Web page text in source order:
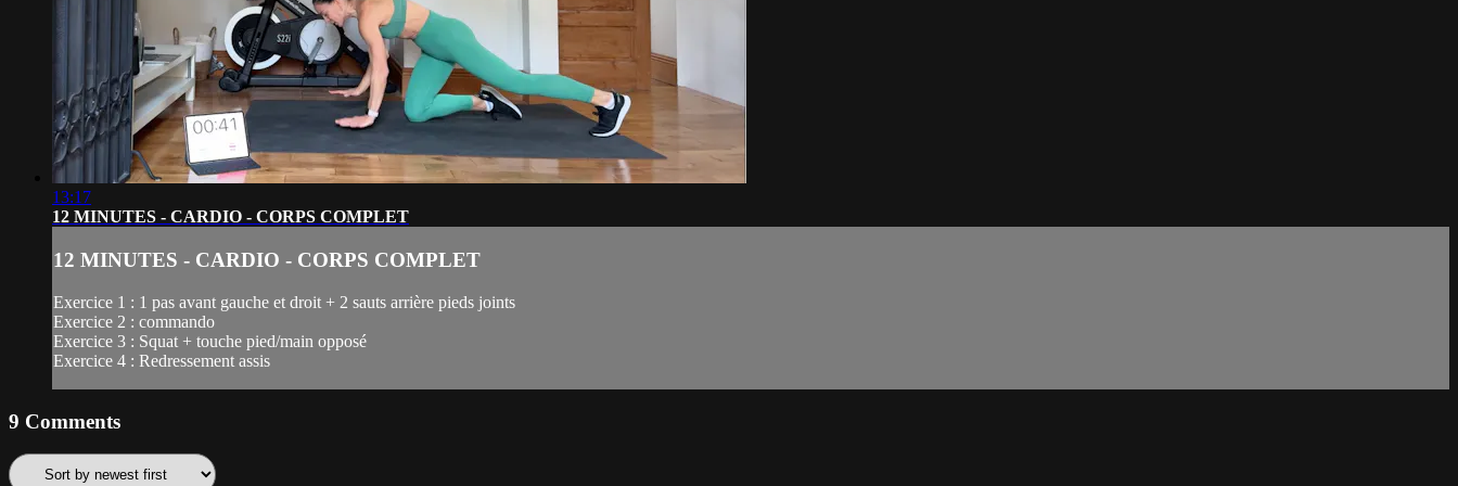
13:17
12 MINUTES - CARDIO - CORPS COMPLET
12 MINUTES - CARDIO - CORPS COMPLET
Exercice 1 : 1 pas avant gauche et droit + 2 sauts arrière pieds joints
Exercice 2 : commando
Exercice 3 : Squat + touche pied/main opposé
Exercice 4 : Redressement assis
9 Comments